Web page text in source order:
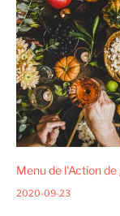
Menu de l'Action
2020-09-23